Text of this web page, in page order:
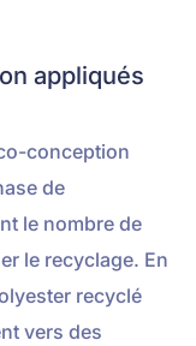
appliqués
conception
de
le nombre de
le recyclage. En
recyclé
vers des